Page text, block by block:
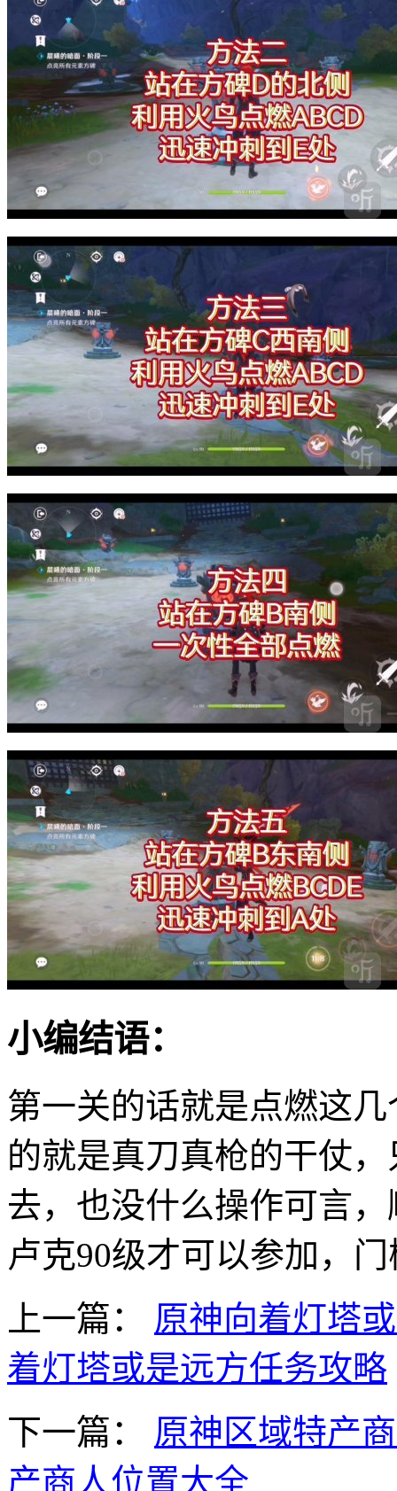
小编结语：
第一关的话就是点燃这
的就是真刀真枪的干仗
去，也没什么操作可言
卢克90级才可以参加，
上一篇：
原神向着灯塔
着灯塔或是远方任务攻略
下一篇：
原神区域特产
产商人位置大全